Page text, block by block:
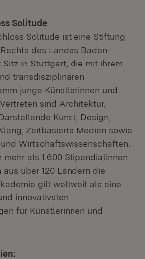
Solitude
Solitude ist eine Stiftung
des Landes Baden-
in Stuttgart, die mit ihrem
transdisziplinären
junge Künstlerinnen und
sind Architektur,
Kunst, Design,
Zeitbasierte Medien sowie
Wirtschaftswissenschaften.
mehr als 1.600 Stipendiatinnen
über 120 Ländern die
gilt weltweit als eine
innovativsten
für Künstlerinnen und